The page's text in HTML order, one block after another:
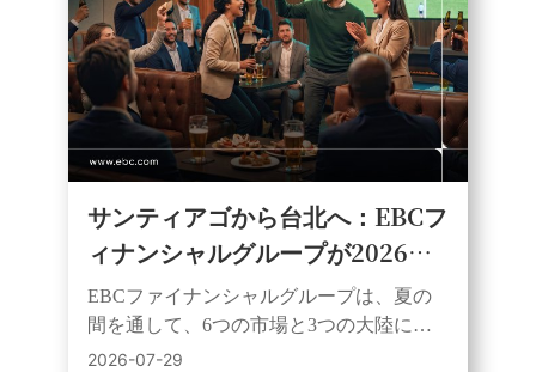
サンティアゴから台北へ：EBCフ
ィナンシャルグループが2026年
のサッカー熱狂観戦パーティーシ
リーズを締めくくる
EBCファイナンシャルグループは、夏の
間を通して、6つの市場と3つの大陸にわ
たる顧客、パートナー、サポーターを、
2026-07-29